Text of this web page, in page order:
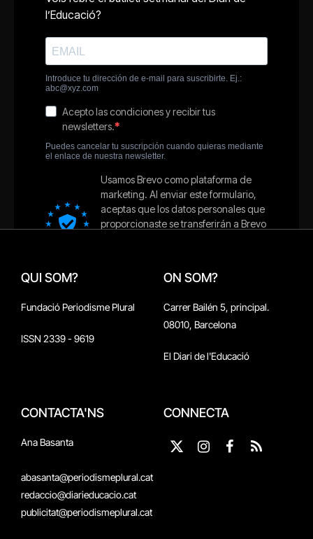
QUI SOM?
Fundació Periodisme Plural
ISSN 2339 - 9619
ON SOM?
Carrer Bailén 5, principal.
08010, Barcelona
El Diari de l'Educació
CONTACTA'NS
Ana Basanta
abasanta@periodismeplural.cat
redaccio@diarieducacio.cat
publicitat@periodismeplural.cat
CONNECTA
X
Instagram
Facebook
RSS